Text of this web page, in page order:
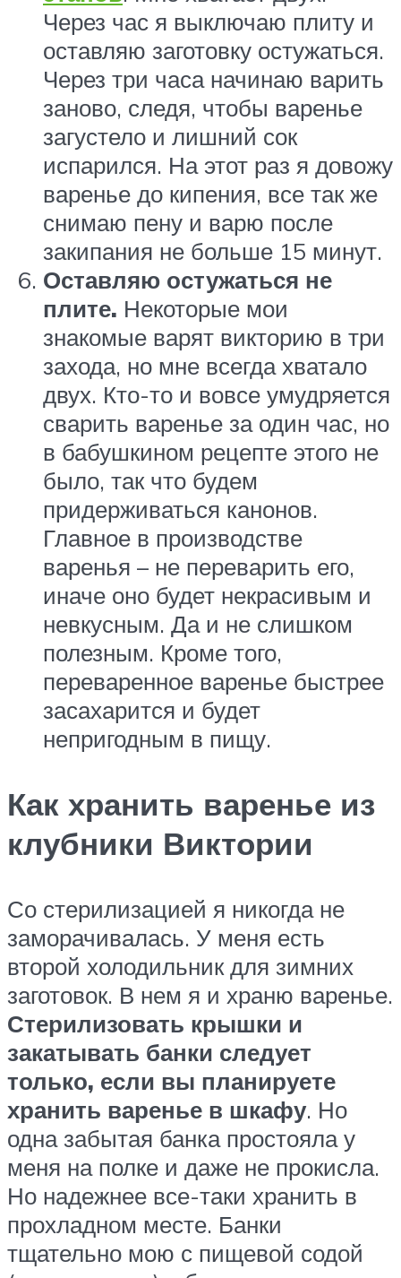
Через час я выключаю плиту и
оставляю заготовку остужаться.
Через три часа начинаю варить
заново, следя, чтобы варенье
загустело и лишний сок
испарился. На этот раз я довожу
варенье до кипения, все так же
снимаю пену и варю после
закипания не больше 15 минут.
Оставляю остужаться не
плите. Некоторые мои
знакомые варят викторию в три
захода, но мне всегда хватало
двух. Кто-то и вовсе умудряется
сварить варенье за один час, но
в бабушкином рецепте этого не
было, так что будем
придерживаться канонов.
Главное в производстве
варенья – не переварить его,
иначе оно будет некрасивым и
невкусным. Да и не слишком
полезным. Кроме того,
переваренное варенье быстрее
засахарится и будет
непригодным в пищу.
Как хранить варенье из
клубники Виктории
Со стерилизацией я никогда не
заморачивалась. У меня есть
второй холодильник для зимних
заготовок. В нем я и храню варенье.
Стерилизовать крышки и
закатывать банки следует
только, если вы планируете
хранить варенье в шкафу. Но
одна забытая банка простояла у
меня на полке и даже не прокисла.
Но надежнее все-таки хранить в
прохладном месте. Банки
тщательно мою с пищевой содой